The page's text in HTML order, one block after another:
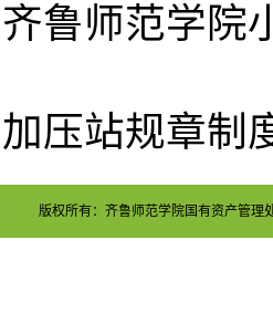
齐鲁师范学院
加压站规章制
版权所有：齐鲁师范学院国有资产管理